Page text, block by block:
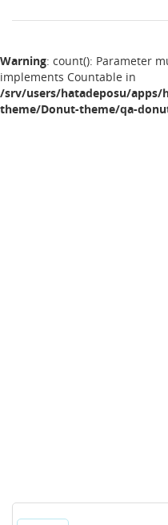
Warning: count(): Parameter
implements Countable in
/srv/users/hatadeposu/apps/
theme/Donut-theme/qa-